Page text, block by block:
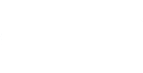
auf Porträt, Lifestyle und